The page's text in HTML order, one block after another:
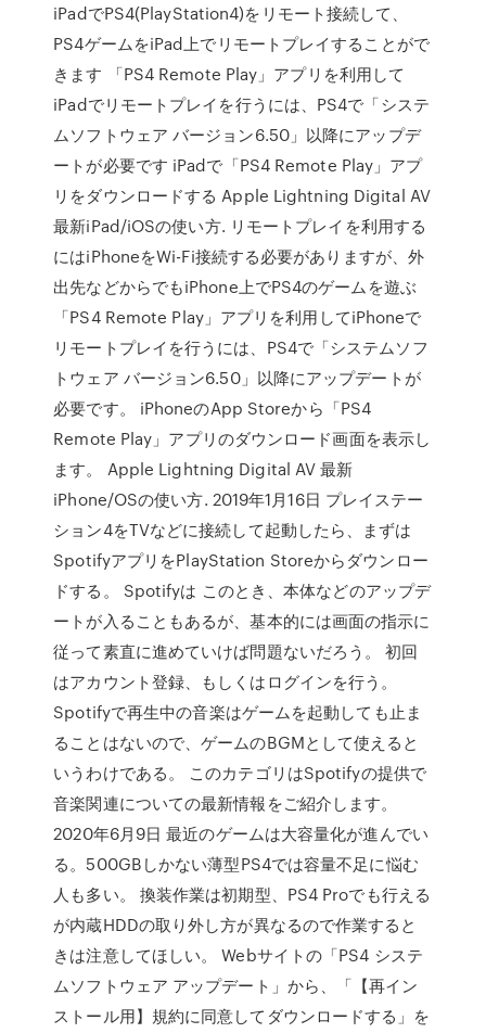
iPadでPS4(PlayStation4)をリモート接続して、
PS4ゲームをiPad上でリモートプレイすることがで
きます 「PS4 Remote Play」アプリを利用して
iPadでリモートプレイを行うには、PS4で「システ
ムソフトウェア バージョン6.50」以降にアップデ
ートが必要です iPadで「PS4 Remote Play」アプ
リをダウンロードする Apple Lightning Digital AV
最新iPad/iOSの使い方. リモートプレイを利用する
にはiPhoneをWi-Fi接続する必要がありますが、外
出先などからでもiPhone上でPS4のゲームを遊ぶ
「PS4 Remote Play」アプリを利用してiPhoneで
リモートプレイを行うには、PS4で「システムソフ
トウェア バージョン6.50」以降にアップデートが
必要です。 iPhoneのApp Storeから「PS4
Remote Play」アプリのダウンロード画面を表示し
ます。 Apple Lightning Digital AV 最新
iPhone/OSの使い方. 2019年1月16日 プレイステー
ション4をTVなどに接続して起動したら、まずは
SpotifyアプリをPlayStation Storeからダウンロー
ドする。 Spotifyは このとき、本体などのアップデ
ートが入ることもあるが、基本的には画面の指示に
従って素直に進めていけば問題ないだろう。 初回
はアカウント登録、もしくはログインを行う。
Spotifyで再生中の音楽はゲームを起動しても止ま
ることはないので、ゲームのBGMとして使えると
いうわけである。 このカテゴリはSpotifyの提供で
音楽関連についての最新情報をご紹介します。
2020年6月9日 最近のゲームは大容量化が進んでい
る。500GBしかない薄型PS4では容量不足に悩む
人も多い。 換装作業は初期型、PS4 Proでも行える
が内蔵HDDの取り外し方が異なるので作業すると
きは注意してほしい。 Webサイトの「PS4 システ
ムソフトウェア アップデート」から、「【再イン
ストール用】規約に同意してダウンロードする」を